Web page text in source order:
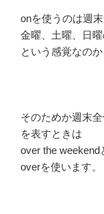
onを使うのは週
金曜、土曜、日
という感覚なのか
そのためか週末
を表すときは
over the weekend
overを使います。